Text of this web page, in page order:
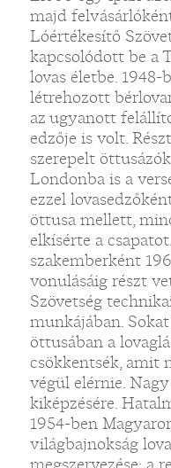
majd
Lóértékesítő
kapcsolódott be a
lovas életbe.
létrehozott
az ugyanott
edzője is volt.
szerepelt
Londonba is a
ezzel
öttusa mellett,
elkísérte a
szakemberként
vonulásáig részt
Szövetség
munkájában.
öttusában a
csökkentsék, amit
végül elérnie.
kiképzésére.
1954-ben
világbajnokság